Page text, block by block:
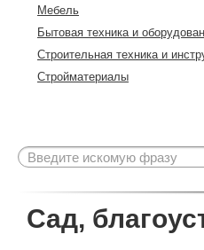
Мебель
Бытовая техника и
Строительная техника и
Стройматериалы
Сад,